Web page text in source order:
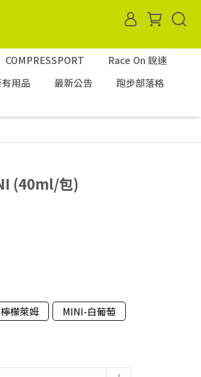
COMPRESSPORT
Race On 銳速
用品 最新公告
跑步部落格
(40ml/包)
檬萊姆
MINI-白葡萄